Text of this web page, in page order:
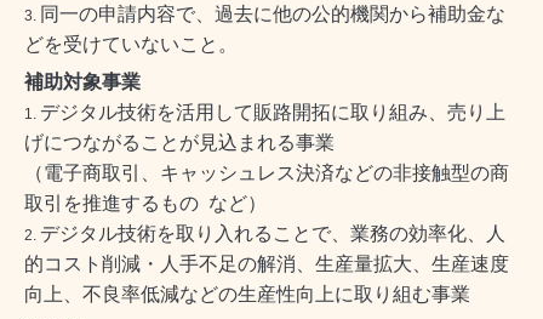
同一の申請内容で、過去に他の公的機関から補助金な
どを受けていないこと。
補助対象事業
デジタル技術を活用して販路開拓に取り組み、売り上
げにつながることが見込まれる事業
（電子商取引、キャッシュレス決済などの非接触型の商
取引を推進するもの など）
デジタル技術を取り入れることで、業務の効率化、人
的コスト削減・人手不足の解消、生産量拡大、生産速度
向上、不良率低減などの生産性向上に取り組む事業